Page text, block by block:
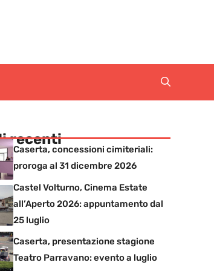
recenti
Caserta, concessioni cimiteriali:
proroga al 31 dicembre 2026
Castel Volturno, Cinema Estate
all’Aperto 2026: appuntamento dal
25 luglio
Caserta, presentazione stagione
Teatro Parravano: evento a luglio